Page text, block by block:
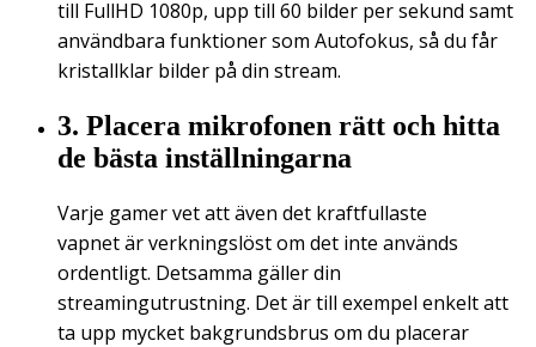
till FullHD 1080p, upp till 60 bilder per sekund samt
användbara funktioner som Autofokus, så du får
kristallklar bilder på din stream.
3. Placera mikrofonen rätt och hitta
de bästa inställningarna
Varje gamer vet att även det kraftfullaste
vapnet är verkningslöst om det inte används
ordentligt. Detsamma gäller din
streamingutrustning. Det är till exempel enkelt att
ta upp mycket bakgrundsbrus om du placerar